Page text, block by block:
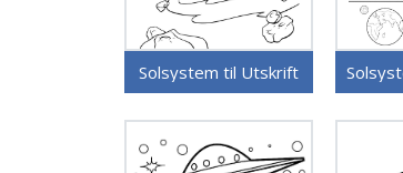
Solsystem til Utskrift